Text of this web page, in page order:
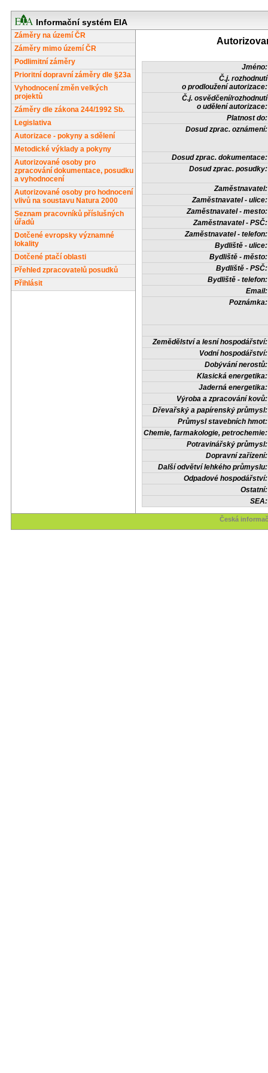
Informační systém EIA
Záměry na území ČR
Záměry mimo území ČR
Podlimitní záměry
Prioritní dopravní záměry dle §23a
Vyhodnocení změn velkých
projektů
Záměry dle zákona 244/1992 Sb.
Legislativa
Autorizace - pokyny a sdělení
Metodické výklady a pokyny
Autorizované osoby pro
zpracování dokumentace, posudku
a vyhodnocení
Autorizované osoby pro hodnocení
vlivů na soustavu Natura 2000
Seznam pracovníků příslušných
úřadů
Dotčené evropsky významné
lokality
Dotčené ptačí oblasti
Přehled zpracovatelů posudků
Přihlásit
Jméno:
Č.j. rozhodnutí
o prodloužení autorizace:
Č.j. osvědčení/rozhodnutí
o udělení autorizace:
Platnost do:
Dosud zprac. oznámení:
Dosud zprac. dokumentace:
Dosud zprac. posudky:
Zaměstnavatel:
Zaměstnavatel - ulice:
Zaměstnavatel - mesto:
Zaměstnavatel - PSČ:
Zaměstnavatel - telefon:
Bydliště - ulice:
Bydliště - město:
Bydliště - PSČ:
Bydliště - telefon:
Email:
Poznámka:
Zemědělství a lesní hospodářství:
Vodní hospodářství:
Dobývání nerostů:
Klasická energetika:
Jaderná energetika:
Výroba a zpracování kovů:
Dřevařský a papírenský průmysl:
Průmysl stavebních hmot:
Chemie, farmakologie, petrochemie:
Potravinářský průmysl:
Dopravní zařízení:
Další odvětví lehkého průmyslu:
Odpadové hospodářství:
Ostatní:
SEA:
Česká